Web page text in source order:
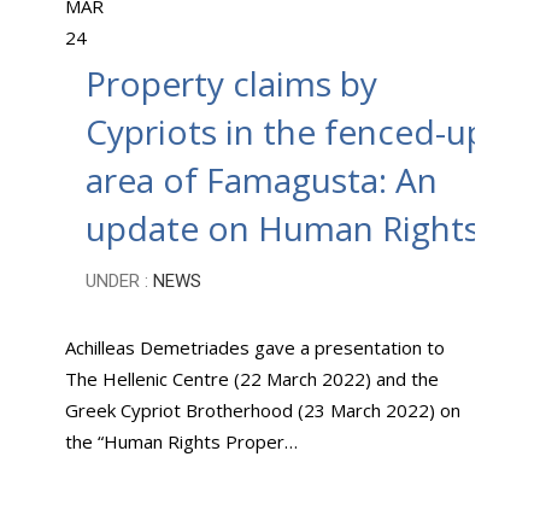
MAR
24
Property claims by
Cypriots in the fenced-up
area of Famagusta: An
update on Human Rights
UNDER : NEWS
Achilleas Demetriades gave a presentation to
The Hellenic Centre (22 March 2022) and the
Greek Cypriot Brotherhood (23 March 2022) on
the “Human Rights Proper…